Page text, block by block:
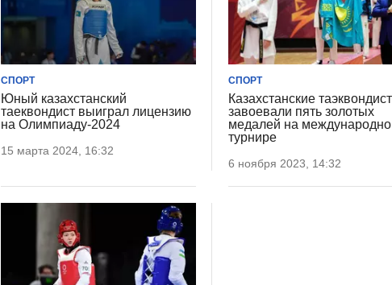
СПОРТ
Юный казахстанский
таеквондист выиграл лицензию
на Олимпиаду-2024
15 марта 2024, 16:32
СПОРТ
Казахстанские
завоевали пять золотых
медалей на
турнире
6 ноября 2023, 14:32